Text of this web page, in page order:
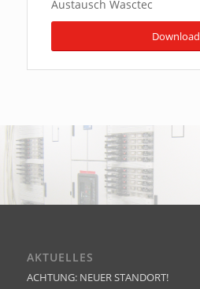
Austausch Wasctec
Download
AKTUELLES
ACHTUNG: NEUER STANDORT!